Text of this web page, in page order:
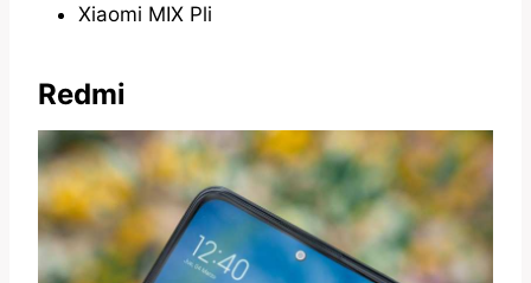
Xiaomi MIX Pli
Redmi